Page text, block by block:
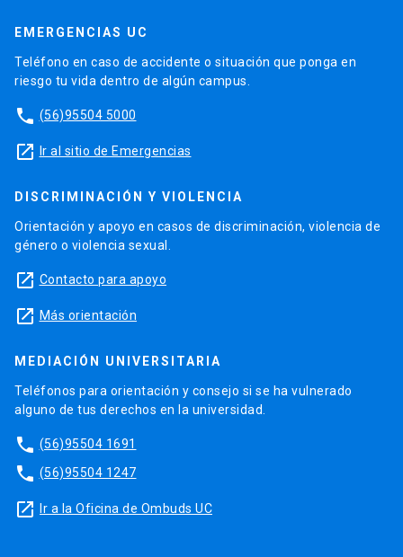
EMERGENCIAS UC
Teléfono en caso de accidente o situación que ponga en
riesgo tu vida dentro de algún campus.
phone (56)95504 5000
launch Ir al sitio de Emergencias
DISCRIMINACIÓN Y VIOLENCIA
Orientación y apoyo en casos de discriminación, violencia de
género o violencia sexual.
launch Contacto para apoyo
launch Más orientación
MEDIACIÓN UNIVERSITARIA
Teléfonos para orientación y consejo si se ha vulnerado
alguno de tus derechos en la universidad.
phone (56)95504 1691
phone (56)95504 1247
launch Ir a la Oficina de Ombuds UC